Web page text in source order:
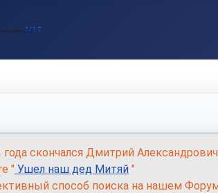
года скончался Дмитрий
" Ушел наш дед Митяй "
способ поиска на нашем